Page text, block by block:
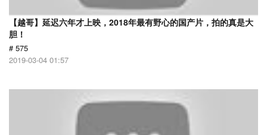
【越哥】延迟六年才上映，2018年最有野心的国产片，拍的真是大
胆！
# 575
2019-03-04 01:57